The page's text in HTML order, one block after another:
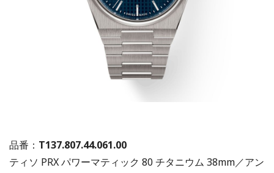
品番： T137.807.44.061.00
ティソ PRX パワーマティック 80 チタニウム 38mm／アン